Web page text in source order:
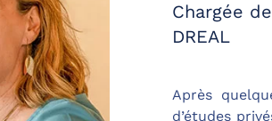
Chargée
DREAL
Après
d’études